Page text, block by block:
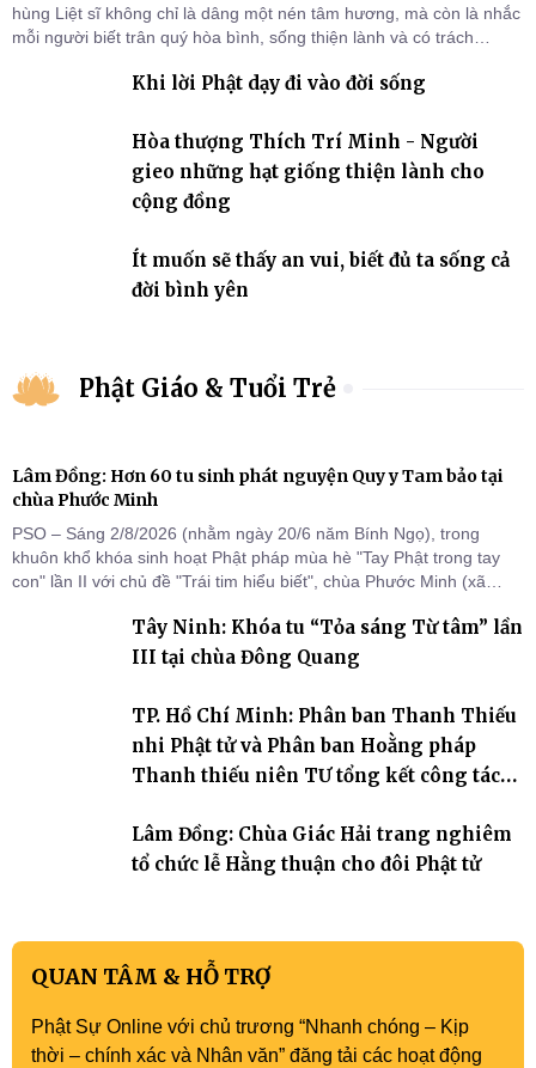
hùng Liệt sĩ không chỉ là dâng một nén tâm hương, mà còn là nhắc
mỗi người biết trân quý hòa bình, sống thiện lành và có trách
Khi lời Phật dạy đi vào đời sống
Hòa thượng Thích Trí Minh - Người
gieo những hạt giống thiện lành cho
cộng đồng
Ít muốn sẽ thấy an vui, biết đủ ta sống cả
đời bình yên
Phật Giáo & Tuổi Trẻ
Lâm Đồng: Hơn 60 tu sinh phát nguyện Quy y Tam bảo tại
chùa Phước Minh
PSO – Sáng 2/8/2026 (nhằm ngày 20/6 năm Bính Ngọ), trong
khuôn khổ khóa sinh hoạt Phật pháp mùa hè "Tay Phật trong tay
con" lần II với chủ đề "Trái tim hiểu biết", chùa Phước Minh (xã
cho hơn 60 tu sinh.Tây Ninh: Khóa tu “Tỏa sáng Từ tâm” lần
III tại chùa Đông Quang
TP. Hồ Chí Minh: Phân ban Thanh Thiếu
nhi Phật tử và Phân ban Hoằng pháp
Thanh thiếu niên TƯ tổng kết công tác
Lâm Đồng: Chùa Giác Hải trang nghiêm
tổ chức lễ Hằng thuận cho đôi Phật tử
QUAN TÂM & HỖ TRỢ
Phật Sự Online với chủ trương “Nhanh chóng – Kịp
thời – chính xác và Nhân văn” đăng tải các hoạt động